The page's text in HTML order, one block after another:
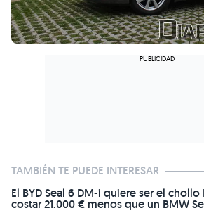
TAMBIÉN TE PUEDE INTERESAR
El BYD Seal 6 DM-i quiere ser el chollo
costar 21.000 € menos que un BMW